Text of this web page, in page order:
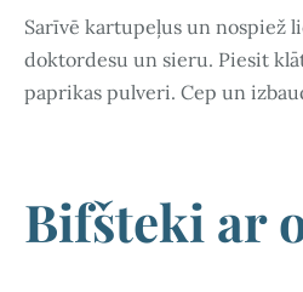
Sarīvē kartupeļus un nospiež
doktordesu un sieru. Piesit
paprikas pulveri. Cep un
Bifšteki ar